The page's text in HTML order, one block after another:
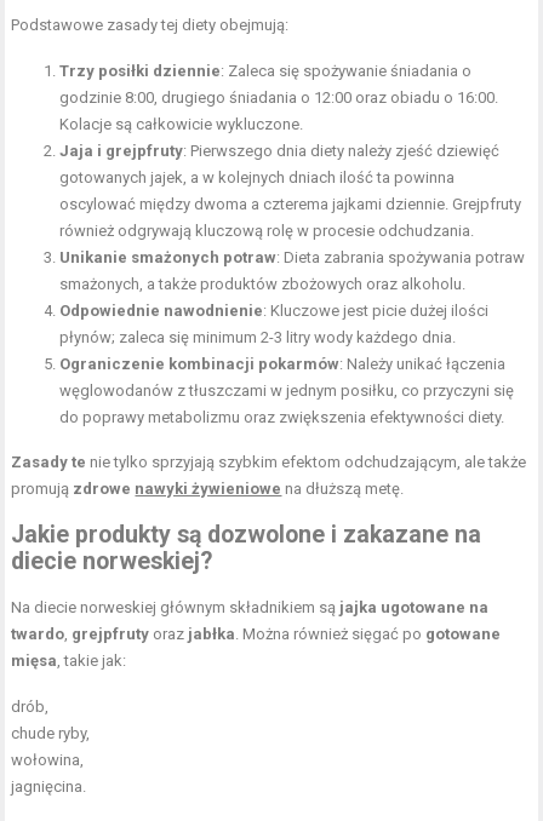
Podstawowe zasady tej diety obejmują:
Trzy posiłki dziennie: Zaleca się spożywanie śniadania o
godzinie 8:00, drugiego śniadania o 12:00 oraz obiadu o 16:00.
Kolacje są całkowicie wykluczone.
Jaja i grejpfruty: Pierwszego dnia diety należy zjeść dziewięć
gotowanych jajek, a w kolejnych dniach ilość ta powinna
oscylować między dwoma a czterema jajkami dziennie. Grejpfruty
również odgrywają kluczową rolę w procesie odchudzania.
Unikanie smażonych potraw: Dieta zabrania spożywania potraw
smażonych, a także produktów zbożowych oraz alkoholu.
Odpowiednie nawodnienie: Kluczowe jest picie dużej ilości
płynów; zaleca się minimum 2-3 litry wody każdego dnia.
Ograniczenie kombinacji pokarmów: Należy unikać łączenia
węglowodanów z tłuszczami w jednym posiłku, co przyczyni się
do poprawy metabolizmu oraz zwiększenia efektywności diety.
Zasady te nie tylko sprzyjają szybkim efektom odchudzającym, ale także
promują zdrowe nawyki żywieniowe na dłuższą metę.
Jakie produkty są dozwolone i zakazane na
diecie norweskiej?
Na diecie norweskiej głównym składnikiem są jajka ugotowane na
twardo, grejpfruty oraz jabłka. Można również sięgać po gotowane
mięsa, takie jak:
drób,
chude ryby,
wołowina,
jagnięcina.